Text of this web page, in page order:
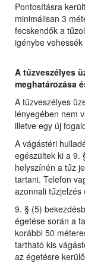
Pontosításra
minimálisan 3
fecskendők a
igénybe
A tűzveszélyes
meghatározása
A tűzveszélyes
lényegében nem
illetve egy új
A vágástéri
egészültek ki a 9.
helyszínén a tűz
tartani. Telefon
azonnali tűzjelzés
9. § (5)
égetése során a
korábbi 50
tartható kis
az égetésre